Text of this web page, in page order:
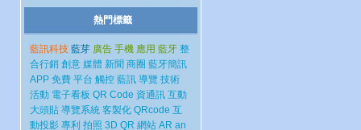
熱門標籤
藍訊科技 藍芽 廣告 手機 應用 藍牙 整
合行銷 創意 媒體 新聞 商圈 藍牙簡訊
APP 免費 平台 觸控 藍訊 導覽 技術
活動 電子看板 QR Code 資通訊 互動
大頭貼 導覽系統 客製化 QRcode 互
動投影 專利 拍照 3D QR 網站 AR an